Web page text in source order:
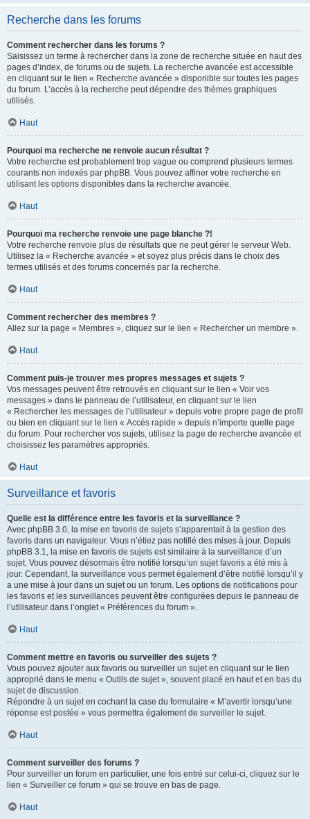
Recherche dans les forums
Comment rechercher dans les forums ?
Saisissez un terme à rechercher dans la zone de recherche située en haut des
pages d’index, de forums ou de sujets. La recherche avancée est accessible
en cliquant sur le lien « Recherche avancée » disponible sur toutes les pages
du forum. L’accès à la recherche peut dépendre des thèmes graphiques
utilisés.
Haut
Pourquoi ma recherche ne renvoie aucun résultat ?
Votre recherche est probablement trop vague ou comprend plusieurs termes
courants non indexés par phpBB. Vous pouvez affiner votre recherche en
utilisant les options disponibles dans la recherche avancée.
Haut
Pourquoi ma recherche renvoie une page blanche ?!
Votre recherche renvoie plus de résultats que ne peut gérer le serveur Web.
Utilisez la « Recherche avancée » et soyez plus précis dans le choix des
termes utilisés et des forums concernés par la recherche.
Haut
Comment rechercher des membres ?
Allez sur la page « Membres », cliquez sur le lien « Rechercher un membre ».
Haut
Comment puis-je trouver mes propres messages et sujets ?
Vos messages peuvent être retrouvés en cliquant sur le lien « Voir vos
messages » dans le panneau de l’utilisateur, en cliquant sur le lien
« Rechercher les messages de l’utilisateur » depuis votre propre page de profil
ou bien en cliquant sur le lien « Accès rapide » depuis n’importe quelle page
du forum. Pour rechercher vos sujets, utilisez la page de recherche avancée et
choisissez les paramètres appropriés.
Haut
Surveillance et favoris
Quelle est la différence entre les favoris et la surveillance ?
Avec phpBB 3.0, la mise en favoris de sujets s’apparentait à la gestion des
favoris dans un navigateur. Vous n’étiez pas notifié des mises à jour. Depuis
phpBB 3.1, la mise en favoris de sujets est similaire à la surveillance d’un
sujet. Vous pouvez désormais être notifié lorsqu’un sujet favoris a été mis à
jour. Cependant, la surveillance vous permet également d’être notifié lorsqu’il y
a une mise à jour dans un sujet ou un forum. Les options de notifications pour
les favoris et les surveillances peuvent être configurées depuis le panneau de
l’utilisateur dans l’onglet « Préférences du forum ».
Haut
Comment mettre en favoris ou surveiller des sujets ?
Vous pouvez ajouter aux favoris ou surveiller un sujet en cliquant sur le lien
approprié dans le menu « Outils de sujet », souvent placé en haut et en bas du
sujet de discussion.
Répondre à un sujet en cochant la case du formulaire « M’avertir lorsqu’une
réponse est postée » vous permettra également de surveiller le sujet.
Haut
Comment surveiller des forums ?
Pour surveiller un forum en particulier, une fois entré sur celui-ci, cliquez sur le
lien « Surveiller ce forum » qui se trouve en bas de page.
Haut